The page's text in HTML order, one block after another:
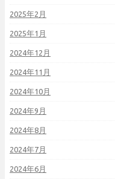
2025年2月
2025年1月
2024年12月
2024年11月
2024年10月
2024年9月
2024年8月
2024年7月
2024年6月